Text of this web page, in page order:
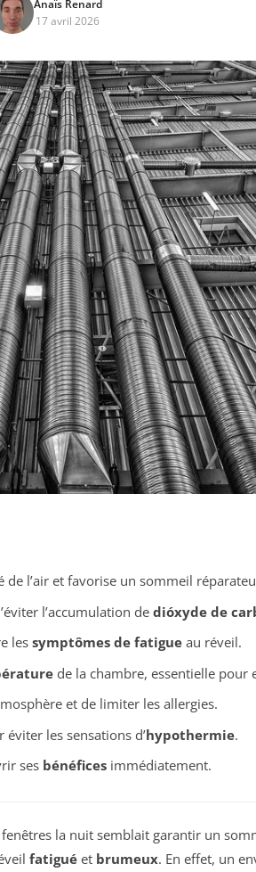
Anaïs Renard
17 avril 2026
l’air et favorise un sommeil
l’accumulation dedióxyde de
les symptômes de fatigueau réveil.
de la chambre, essentielle pour
et de limiter les allergies.
les sensations d’hypothermie.
ses bénéficesimmédiatement.
fenêtres la nuit semblait garantir un
fatigué et brumeux. En effet, un